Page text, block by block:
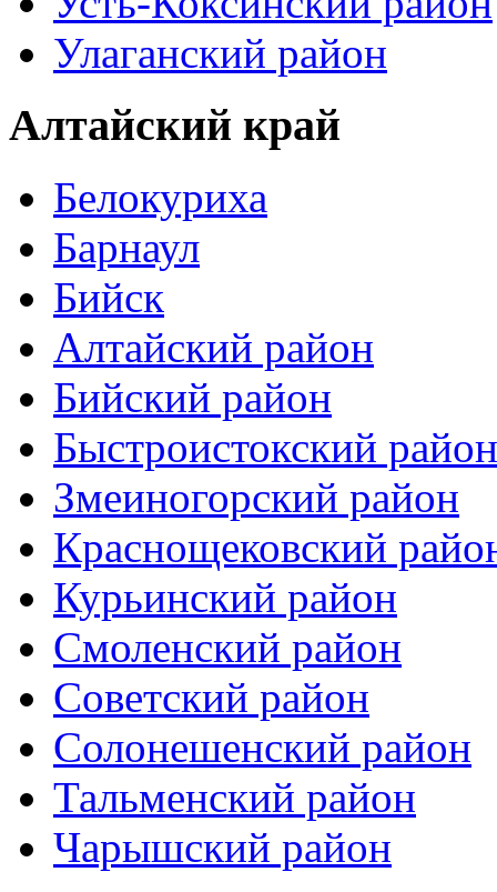
Улаганский район
Алтайский край
Белокуриха
Барнаул
Бийск
Алтайский район
Бийский район
Быстроистокский район
Змеиногорский район
Краснощековский
Курьинский район
Смоленский район
Советский район
Солонешенский район
Тальменский район
Чарышский район